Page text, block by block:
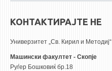
КОНТАКТИРАЈТЕ НЕ
Универзитет „Св. Кирил и Методиј“
Машински факултет - Скопје
Руѓер Бошковиќ бр.18